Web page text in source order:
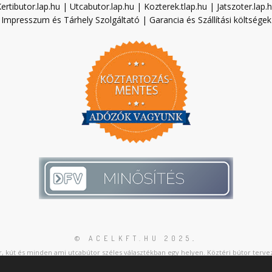
| Utcabutor.lap.hu | Kozterek.tlap.hu |
Impresszum és Tárhely Szolgáltató | Garancia és Szállítási költségek
© ACELKFT.HU 2025 .
kút és minden ami utcabútor széles választékban egy helyen. Köztéri bútor